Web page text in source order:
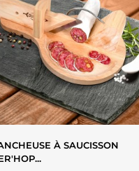
À SAUCISSON